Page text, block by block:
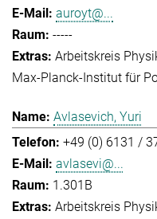
auroyt@...
-----
Arbeitskreis
Max-Planck-Institut für
Avlasevich, Yuri
+49 (0) 6131 /
avlasevi@...
1.301B
Arbeitskreis